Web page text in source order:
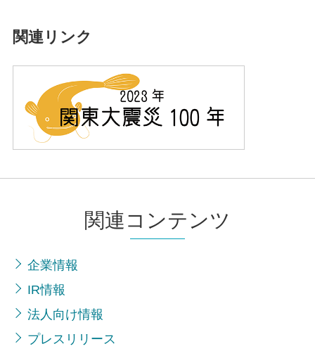
関連リンク
関連コンテンツ
企業情報
IR情報
法人向け情報
プレスリリース